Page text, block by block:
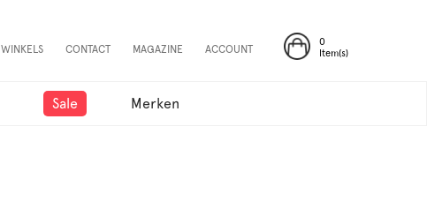
0
Item(s)
WINKELS CONTACT MAGAZINE ACCOUNT
Sale Merken